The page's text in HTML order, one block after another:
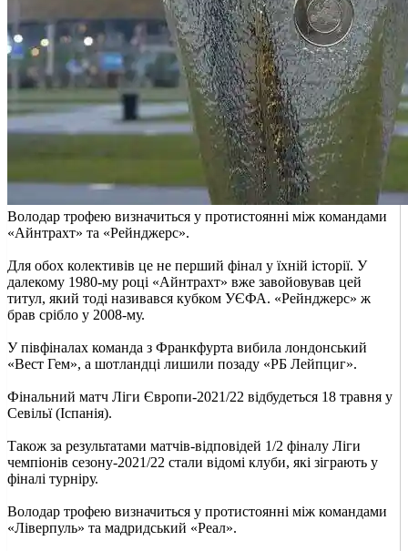
Володар трофею визначиться у протистоянні між командами
«Айнтрахт» та «Рейнджерс».
Для обох колективів це не перший фінал у їхній історії. У
далекому 1980-му році «Айнтрахт» вже завойовував цей
титул, який тоді називався кубком УЄФА. «Рейнджерс» ж
брав срібло у 2008-му.
У півфіналах команда з Франкфурта вибила лондонський
«Вест Гем», а шотландці лишили позаду «РБ Лейпциг».
Фінальний матч Ліги Європи-2021/22 відбудеться 18 травня у
Севільї (Іспанія).
Також за результатами матчів-відповідей 1/2 фіналу Ліги
чемпіонів сезону-2021/22 стали відомі клуби, які зіграють у
фіналі турніру.
Володар трофею визначиться у протистоянні між командами
«Ліверпуль» та мадридський «Реал».